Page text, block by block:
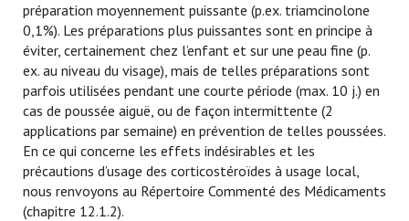
préparation moyennement puissante (p.ex. triamcinolone
0,1%). Les préparations plus puissantes sont en principe à
éviter, certainement chez l’enfant et sur une peau fine (p.
ex. au niveau du visage), mais de telles préparations sont
parfois utilisées pendant une courte période (max. 10 j.) en
cas de poussée aiguë, ou de façon intermittente (2
applications par semaine) en prévention de telles poussées.
En ce qui concerne les effets indésirables et les
précautions d’usage des corticostéroïdes à usage local,
nous renvoyons au Répertoire Commenté des Médicaments
(chapitre 12.1.2).